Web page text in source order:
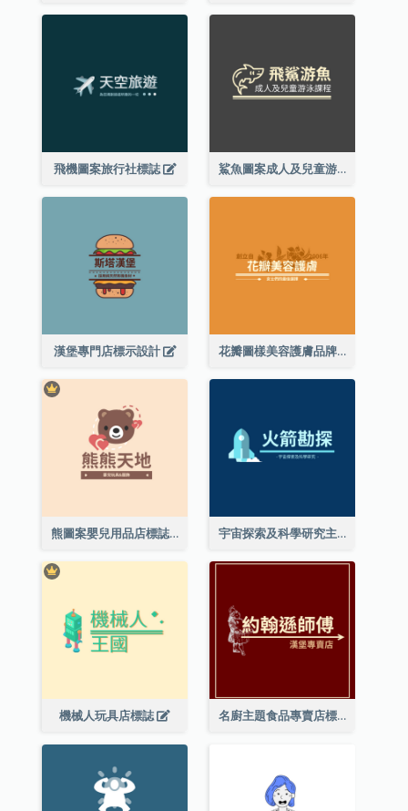
飛機圖案旅行社標誌 鯊魚圖案成人及兒童游泳課程標誌設計
漢堡專門店標示設計 花瓣圖樣美容護膚品牌標誌
熊圖案嬰兒用品店標誌 宇宙探索及科學研究主題標誌設計
機械人玩具店標誌 名廚主題食品專賣店標誌